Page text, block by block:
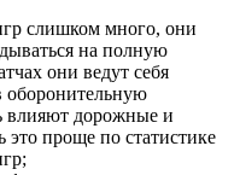
слишком много, они
на полную
они ведут себя
оборонительную
влияют дорожные и
это проще по статистике